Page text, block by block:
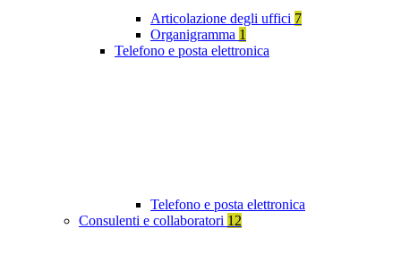
Articolazione degli uffici 7
Organigramma 1
Telefono e posta elettronica
Telefono e posta elettronica
Consulenti e collaboratori 12